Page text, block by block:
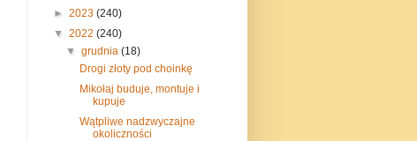
► 2023 (240)
▼ 2022 (240)
▼grudnia(18)
Drogi złoty pod choinkę
Mikołaj buduje, montuje i
kupuje
Wątpliwe nadzwyczajne
okoliczności